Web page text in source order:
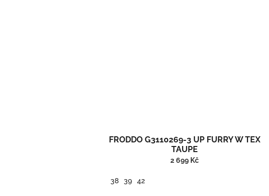
FRODDO G3110269-3 UP FURRY W TEX
TAUPE
2 699 Kč
38 39 42